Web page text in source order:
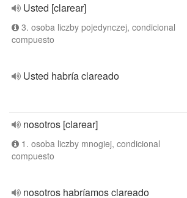
Usted [clarear]
3. osoba liczby pojedynczej, condicional
compuesto
Usted habría clareado
nosotros [clarear]
1. osoba liczby mnogiej, condicional
compuesto
nosotros habríamos clareado